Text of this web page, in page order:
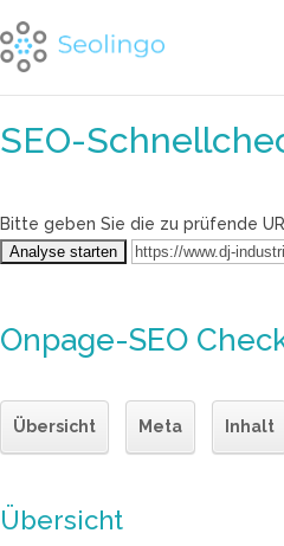
SEO-
Bitte geben Sie die zu prüfende
Onpage-SEO
Übersicht Meta Inhalt
Übersicht